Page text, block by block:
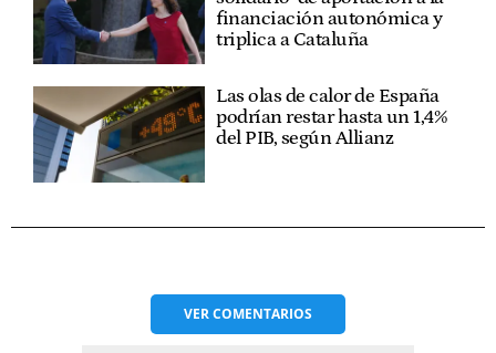
financiación autonómica y
triplica a Cataluña
Las olas de calor de España
podrían restar hasta un 1,4%
del PIB, según Allianz
VERCOMENTARIOS